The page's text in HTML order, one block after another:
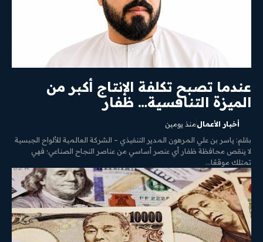
عندما تصبح تكلفة الإنتاج أكبر من
الميزة التنافسية… ظفار
أخبار الأعمالمنذ يومين
​بقلم: ياسر بن علي المرهون المدير التنفيذي – الشركة العالمية للألواح الجبسية ​
لا ينقص محافظة ظفار أي عنصر أساسي من عناصر النجاح الصناعي؛ فهي
تمتلك موقعًا...